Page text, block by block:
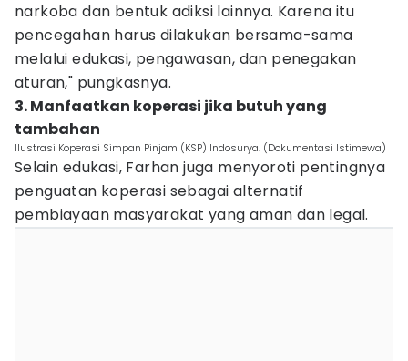
narkoba dan bentuk adiksi lainnya. Karena itu
pencegahan harus dilakukan bersama-sama
melalui edukasi, pengawasan, dan penegakan
aturan," pungkasnya.
3. Manfaatkan koperasi jika butuh yang
tambahan
Ilustrasi Koperasi Simpan Pinjam (KSP) Indosurya. (Dokumentasi Istimewa)
Selain edukasi, Farhan juga menyoroti pentingnya
penguatan koperasi sebagai alternatif
pembiayaan masyarakat yang aman dan legal.